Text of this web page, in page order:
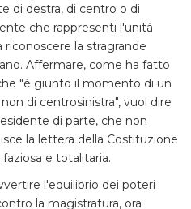
di destra, di centro o di
che rappresenti l'unità
riconoscere la stragrande
Affermare, come ha fatto
"è giunto il momento di un
di centrosinistra", vuol dire
di parte, che non
la lettera della Costituzione
e totalitaria.
l'equilibrio dei poteri
la magistratura, ora